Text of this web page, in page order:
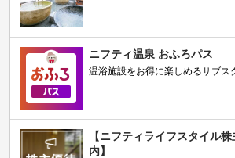
ニフティ温泉 おふろパス
温浴施設をお得に楽しめるサブス
【ニフティライフスタイル
内】